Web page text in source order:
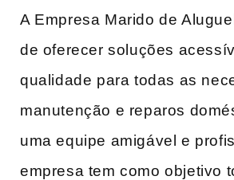
A Empresa Marido de
de oferecer soluções
qualidade para todas as
manutenção e reparos
uma equipe amigável e
empresa tem como objetivo